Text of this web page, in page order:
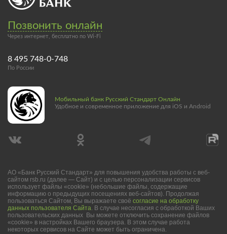
Позвонить онлайн
Через интернет, бесплатно по Wi-Fi
8 495 748-0-748
По России
Мобильный банк Русский Стандарт Онлайн
Удобное и современное приложение для iOS и Android
АО «Банк Русский Стандарт» для повышения удобства работы с веб-
сайтом rsb.ru (далее — Сайт) и с целью персонализации сервисов
использует файлы «cookie» (небольшие файлы, содержащие
информацию о предыдущих посещениях веб-сайтов). Продолжая
пользоваться Сайтом, Вы выражаете своё согласие на обработку
данных пользователя Сайта. В случае несогласия с обработкой Ваших
пользовательских данных Вы можете отключить сохранение файлов
«cookie» в настройках Вашего браузера. В этом случае работа
некоторых сервисов на Сайте может быть ограничена.